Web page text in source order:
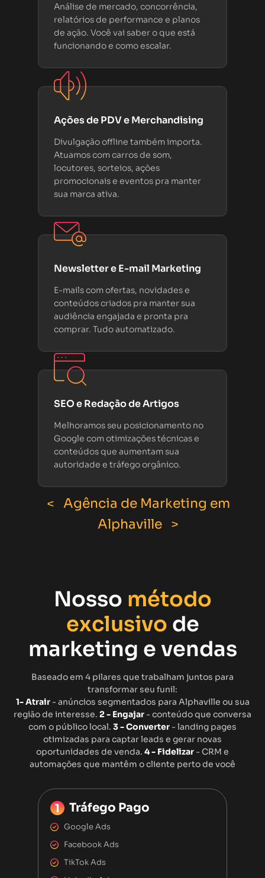
Análise de mercado, concorrência,
relatórios de performance e planos
de ação. Você vai saber o que está
funcionando e como escalar.
Ações de PDV e Merchandising
Divulgação offline também importa.
Atuamos com carros de som,
locutores, sorteios, ações
promocionais e eventos pra manter
sua marca ativa.
Newsletter e E-mail Marketing
E-mails com ofertas, novidades e
conteúdos criados pra manter sua
audiência engajada e pronta pra
comprar. Tudo automatizado.
SEO e Redação de Artigos
Melhoramos seu posicionamento no
Google com otimizações técnicas e
conteúdos que aumentam sua
autoridade e tráfego orgânico.
< Agência de Marketing em
Alphaville >
Nosso método
exclusivo de
marketing e vendas
Baseado em 4 pilares que trabalham juntos para
transformar seu funil:
1- Atrair- anúncios segmentados para Alphaville ou sua
região de interesse. 2 - Engajar - conteúdo que conversa
com o público local. 3 - Converter - landing pages
otimizadas para captar leads e gerar novas
oportunidades de venda. 4 - Fidelizar - CRM e
automações que mantêm o cliente perto de você
Tráfego Pago
Google Ads
Facebook Ads
TikTok Ads